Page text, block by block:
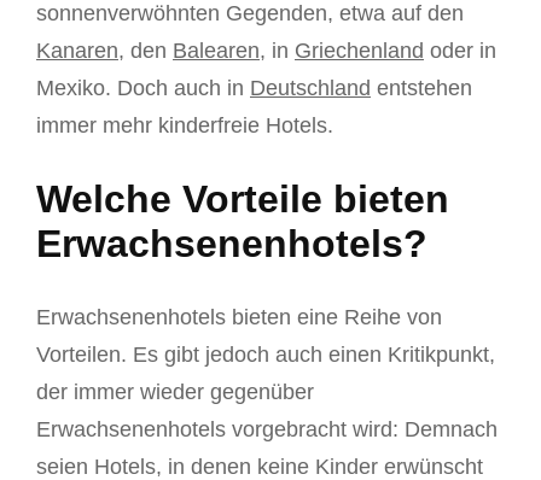
sonnenverwöhnten Gegenden, etwa auf den
Kanaren, den Balearen, in Griechenland oder in
Mexiko. Doch auch in Deutschland entstehen
immer mehr kinderfreie Hotels.
Welche Vorteile bieten
Erwachsenenhotels?
Erwachsenenhotels bieten eine Reihe von
Vorteilen. Es gibt jedoch auch einen Kritikpunkt,
der immer wieder gegenüber
Erwachsenenhotels vorgebracht wird: Demnach
seien Hotels, in denen keine Kinder erwünscht